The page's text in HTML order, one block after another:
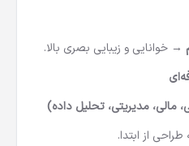
→ خوانایی و زیبایی بصری بالا.
مالی، مدیریتی، تحلیل داده)
از ابتدا.